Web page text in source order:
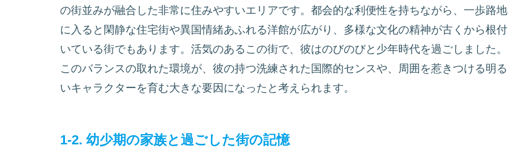
の街並みが融合した非常に住みやすいエリアです。都会的な利便性を持ちながら、一歩路地
に入ると閑静な住宅街や異国情緒あふれる洋館が広がり、多様な文化の精神が古くから根付
いている街でもあります。活気のあるこの街で、彼はのびのびと少年時代を過ごしました。
このバランスの取れた環境が、彼の持つ洗練された国際的センスや、周囲を惹きつける明る
いキャラクターを育む大きな要因になったと考えられます。
1-2. 幼少期の家族と過ごした街の記憶